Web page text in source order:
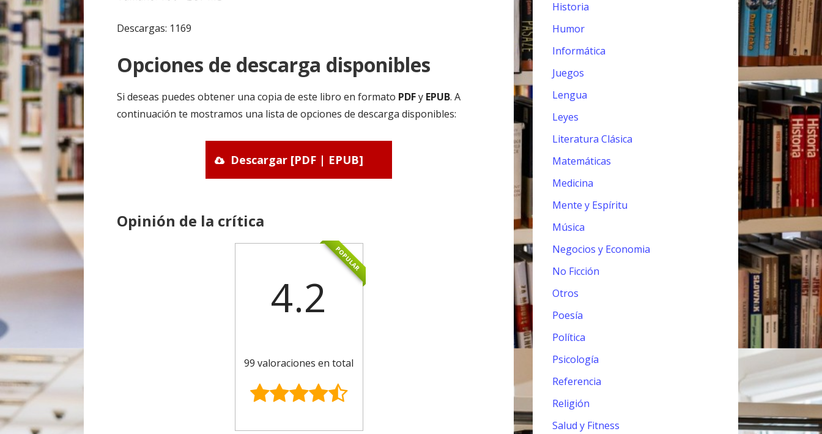
Descargas: 1169
Opciones de descarga disponibles
Si deseas puedes obtener una copia de este libro en formato PDFy EPUB. A
continuación te mostramos una lista de opciones de descarga disponibles:
Descargar [PDF | EPUB]
Opinión de la crítica
POPULAR
4.2
99 valoraciones en total
Historia
Humor
Informática
Juegos
Lengua
Leyes
Literatura Clásica
Matemáticas
Medicina
Mente y Espíritu
Música
Negocios y Economia
No Ficción
Otros
Poesía
Política
Psicología
Referencia
Religión
Salud y Fitness